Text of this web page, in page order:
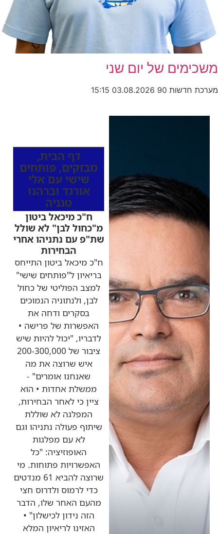
משכימים של יום שני
מערכת חדשות 90 03.08.2026
15:15
דף הבית,
מבזקים, פותחים
שישי עם אלי
אורגד וברהנו
טגניה
ח"כ מיכאל ביטון
מ"כחול לבן" לא שולל
שת"פ עם נתניהו אחרי
הבחירות
ח"כ מיכאל ביטון התייחס
בריאיון ל"פותחים שישי"
למצב הפוליטי של כחול
לבן, ולנתוניה הנמוכים
בסקרים ודחה את
האפשרות של פרישה •
לדבריו, "יכול להיות שיש
ציבור של 200-300,000
איש שרוצה את מה
שאנחנו אומרים" -
ממשלת אחדות • הוא
ציין כי לאחר הבחירות,
המפלגה לא שוללת
שיתוף פעולה נתניהו וגם
לא עם מפלגות
האופוזיציה: "כל
האפשרויות פתוחות. מי
שרוצה להביא 61 מנדטים
כדי לרמוס ולדרוס חצי
מהעם האחר שלו, הדבר
הזה נידון לכישלון" •
האזינו לריאיון המלא